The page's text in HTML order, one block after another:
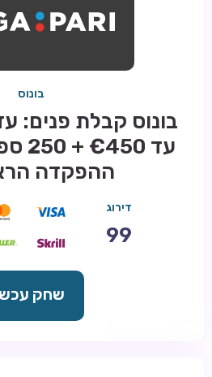
בונוס
עד
ההפקדה
דירוג
99
שחק